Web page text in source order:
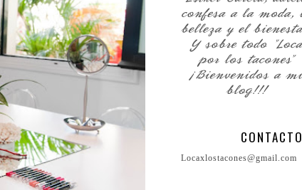
CONTACTO
Locaxlostacones@gmail.com